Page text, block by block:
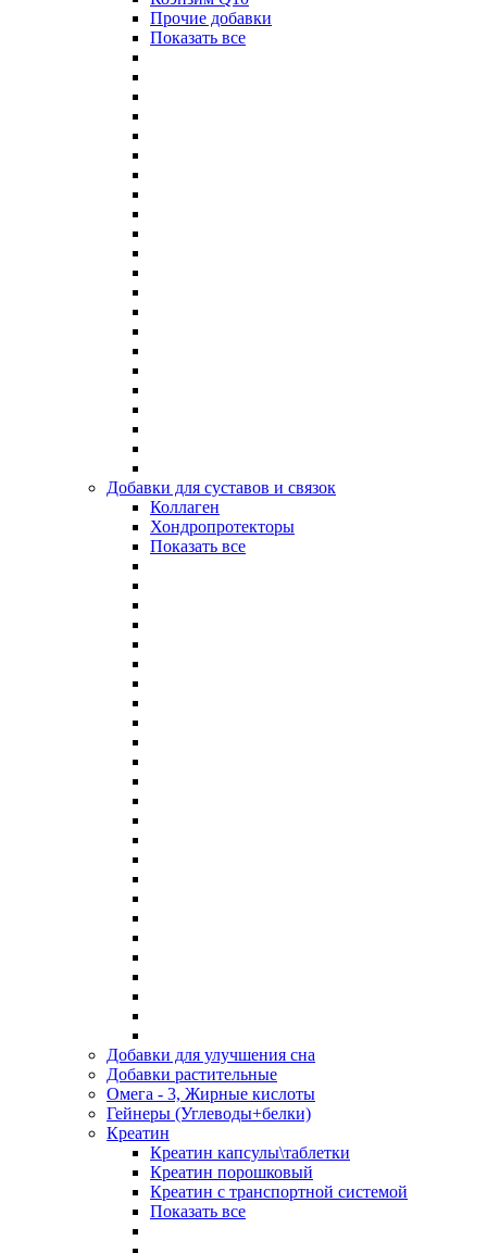
Прочие добавки
Показать все
Добавки для суставов и связок
Коллаген
Хондропротекторы
Показать все
Добавки для улучшения сна
Добавки растительные
Омега - 3, Жирные кислоты
Гейнеры (Углеводы+белки)
Креатин
Креатин капсулы\таблетки
Креатин порошковый
Креатин с транспортной системой
Показать все